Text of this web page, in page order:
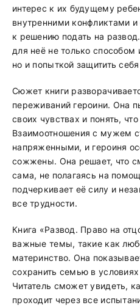
интерес к их будущему
внутренними конфликтами
к решению подать на
для неё не только способом
но и попыткой защитить
Сюжет книги
переживаний героини. Она
своих чувствах и понять,
Взаимоотношения с мужем
напряженными, и героиня
сожжены. Она решает, что
сама, не полагаясь на
подчеркивает её силу и
все трудности.
Книга «Развод. Право на
важные темы, такие как
материнство. Она
сохранить семью в
Читатель сможет увидеть,
проходит через все